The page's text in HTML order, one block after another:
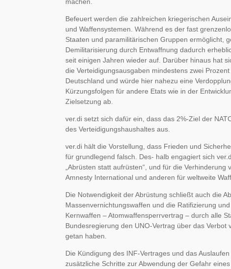
Befeuert werden die zahlreichen kriegerischen
und Waffensystemen. Während es der fast
Staaten und paramilitärischen Gruppen ermöglicht,
Demilitarisierung durch Entwaffnung dadurch
seit einigen Jahren wieder auf. Darüber hinaus hat
die Verteidigungsausgaben mindestens zwei
Deutschland und würde hier nahezu eine
Kürzungsfolgen für andere Etats wie in der
Zielsetzung ab.
ver.di setzt sich dafür ein, dass das 2%-Ziel der
des Verteidigungshaushaltes aus.
ver.di hält die Vorstellung, dass Frieden und
für grundlegend falsch. Des- halb engagiert sich
„Abrüsten statt aufrüsten“, und für die
Amnesty International und anderen für weltweite
Die Notwendigkeit der Abrüstung schließt auch die
Massenvernichtungswaffen und die Ratifizierung
Kernwaffen – Atomwaffensperrvertrag – durch alle
Bundesregierung den UNO-Vertrag über das
getan haben.
Die Kündigung des INF-Vertrages und das
zusätzliche Schritte zur Abwendung der Gefahr